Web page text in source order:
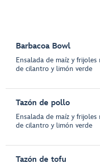
Barbacoa Bowl
Ensalada de maíz y
de cilantro y limón verde
Tazón de pollo
Ensalada de maíz y
de cilantro y limón verde
Tazón de tofu